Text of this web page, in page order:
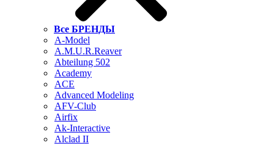
Все БРЕНДЫ
A-Model
A.M.U.R.Reaver
Abteilung 502
Academy
ACE
Advanced Modeling
AFV-Club
Airfix
Ak-Interactive
Alclad II